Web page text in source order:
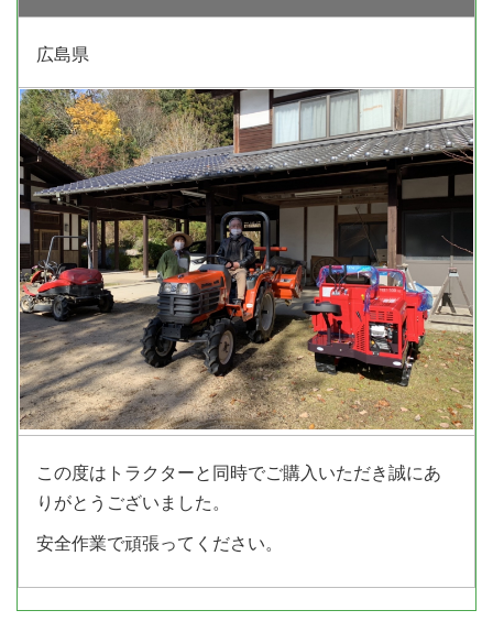
広島県
この度はトラクターと同時でご購入いただき誠にあ
りがとうございました。
安全作業で頑張ってください。